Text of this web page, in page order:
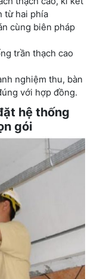
từ hai phía
cùng biên pháp
trần thạch cao
nghiệm thu, bàn
với hợp đồng.
hệ thống
gói